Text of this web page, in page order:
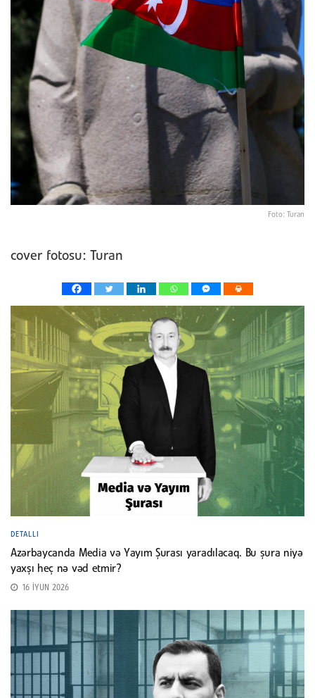
Foto: Turan
cover fotosu: Turan
DETALLI
Azərbaycanda Media və Yayım Şurası yaradılacaq. Bu şura niyə
yaxşı heç nə vəd etmir?
16 İYUN 2026